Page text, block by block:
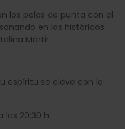
los pelos de punta con el
en los históricos
Mártir.
espíritu se eleve con la
las 20:30 h.